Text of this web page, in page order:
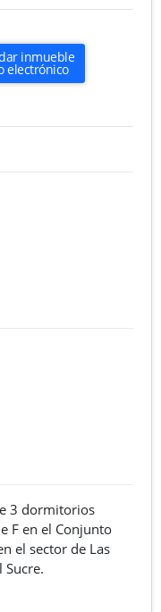
inmueble
electrónico
3 dormitorios
F en el Conjunto
el sector de Las
Sucre.